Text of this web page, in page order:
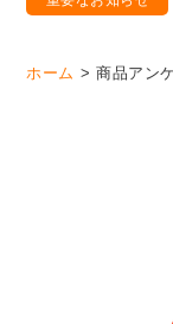
ホーム 商品アン